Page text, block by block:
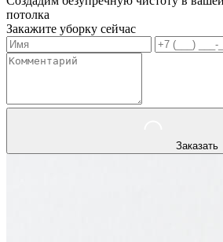
потолка
Закажите уборку сейчас
Заказать